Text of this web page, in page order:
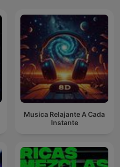
Musica Relajante A Cada
Instante